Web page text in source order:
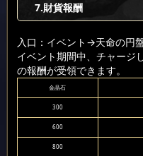
7.財貨報酬
入口：イベント →天命の円
イベント期間中、チャージ
の報酬が受領できます。
金晶石
300
600
800